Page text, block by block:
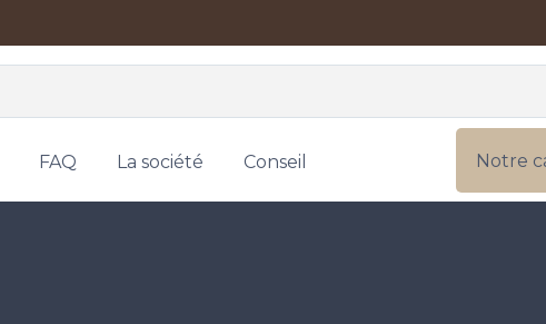
FAQ La société Conseil Notre